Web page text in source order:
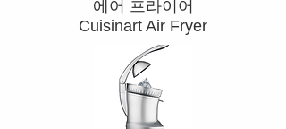
​에어 프라이어
Cuisinart Air Fryer